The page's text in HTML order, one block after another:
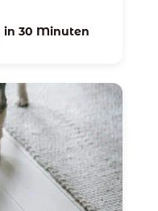
in 30 Minuten